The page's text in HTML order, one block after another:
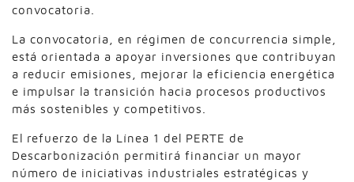
convocatoria.
La convocatoria, en régimen de concurrencia simple,
está orientada a apoyar inversiones que contribuyan
a reducir emisiones, mejorar la eficiencia energética
e impulsar la transición hacia procesos productivos
más sostenibles y competitivos.
El refuerzo de la Línea 1 del PERTE de
Descarbonización permitirá financiar un mayor
número de iniciativas industriales estratégicas y